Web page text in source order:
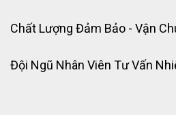
Chất Lượng Đảm Bảo - Vận
Đội Ngũ Nhân Viên Tư Vấn